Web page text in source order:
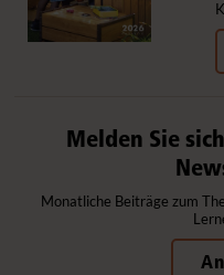
Melden Sie
Monatliche Beiträge zum